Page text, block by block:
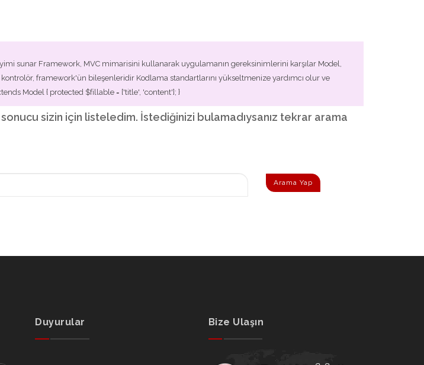
sunar Framework, MVC mimarisini kullanarak uygulamanın gereksinimlerini karşılar Model,
framework'ün bileşenleridir Kodlama standartlarını yükseltmenize yardımcı olur ve
Model { protected $fillable = ['title', 'content']; }
sizin için listeledim. İstediğinizi bulamadıysanız tekrar arama
Arama Yap
Duyurular Bize Ulaşın